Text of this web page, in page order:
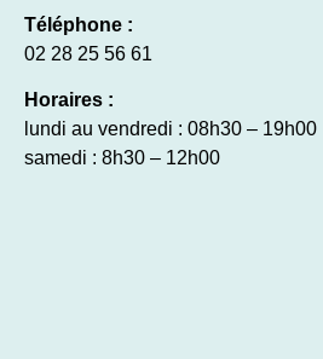
Téléphone :
02 28 25 56 61
Horaires :
lundi au vendredi : 08h30 – 19h00
samedi : 8h30 – 12h00